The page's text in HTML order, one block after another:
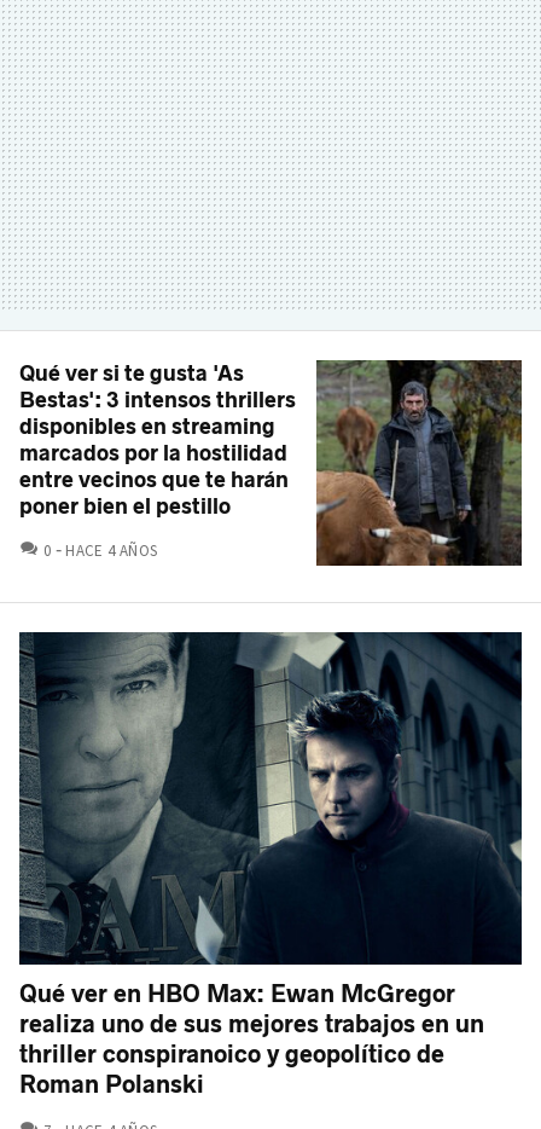
Qué ver si te gusta 'As
Bestas': 3 intensos thrillers
disponibles en streaming
marcados por la hostilidad
entre vecinos que te harán
poner bien el pestillo
0 COMENTARIOS
HACE 4 AÑOS
Qué ver en HBO Max: Ewan McGregor
realiza uno de sus mejores trabajos en un
thriller conspiranoico y geopolítico de
Roman Polanski